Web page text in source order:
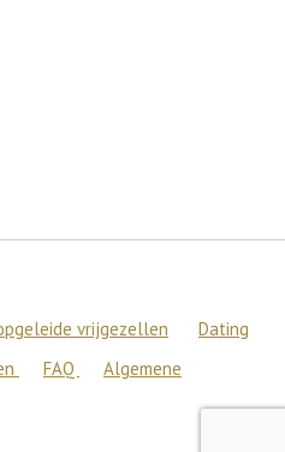
vrijgezellen
Dating
FAQ
Algemene